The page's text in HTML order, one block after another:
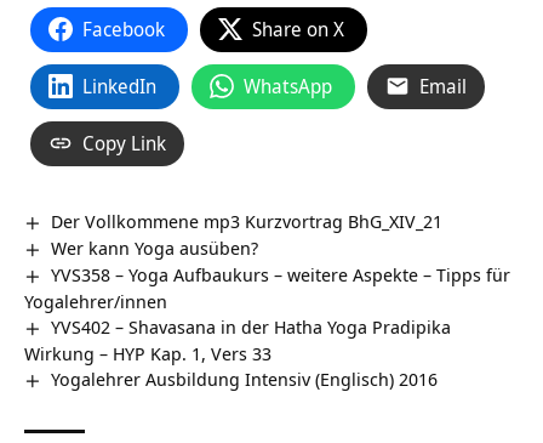
Facebook Share on X
LinkedIn WhatsApp Email
Copy Link
Der Vollkommene mp3 Kurzvortrag BhG_XIV_21
Wer kann Yoga ausüben?
YVS358 – Yoga Aufbaukurs – weitere Aspekte – Tipps für
Yogalehrer/innen
YVS402 – Shavasana in der Hatha Yoga Pradipika
Wirkung – HYP Kap. 1, Vers 33
Yogalehrer Ausbildung Intensiv (Englisch) 2016